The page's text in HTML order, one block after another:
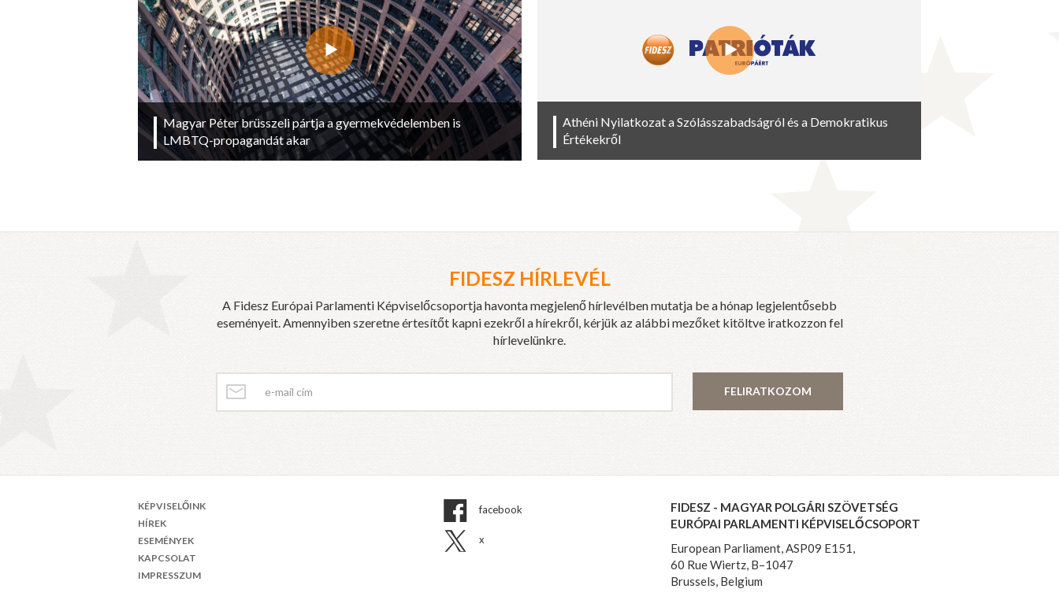
Magyar Péter brüsszeli pártja a gyermekvédelemben is
LMBTQ-propagandát akar
Athéni Nyilatkozat a Szólásszabadságról és a Demokratikus
Értékekről
FIDESZ HÍRLEVÉL
A Fidesz Európai Parlamenti Képviselőcsoportja havonta megjelenő hírlevélben mutatja be a hónap legjelentősebb
eseményeit. Amennyiben szeretne értesítőt kapni ezekről a hírekről, kérjük az alábbi mezőket kitöltve iratkozzon fel
hírlevelünkre.
FELIRATKOZOM
KÉPVISELŐINK
HÍREK
ESEMÉNYEK
KAPCSOLAT
IMPRESSZUM
facebook
x
FIDESZ - MAGYAR POLGÁRI SZÖVETSÉG
EURÓPAI PARLAMENTI KÉPVISELŐCSOPORT
European Parliament, ASP09 E151,
60 Rue Wiertz, B–1047
Brussels, Belgium